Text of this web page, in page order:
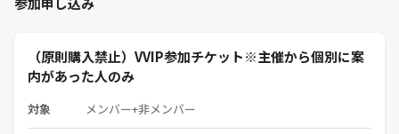
え？
『こんなの、はじめて』
PITMILは
普通のマダミス会は行いません
楽しさにこだわったマダミス会
（原則購入禁止）VVIP参加チケット※主催から個別に案
内があった人のみ
対象 メンバー+非メンバー